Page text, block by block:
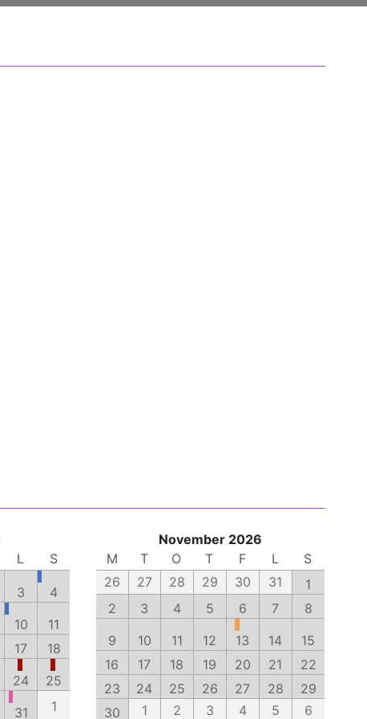
L
S
3
4
10
11
17
18
24
25
31 1
November 2026
M
T O T F L
S
26
27 28 29 30 31
1
2
3 4 5 6 7
8
9
10 11 12 13 14
15
16
17 18 19 20 21
22
23
24 25 26 27 28
29
30
1 2 3 4 5 6